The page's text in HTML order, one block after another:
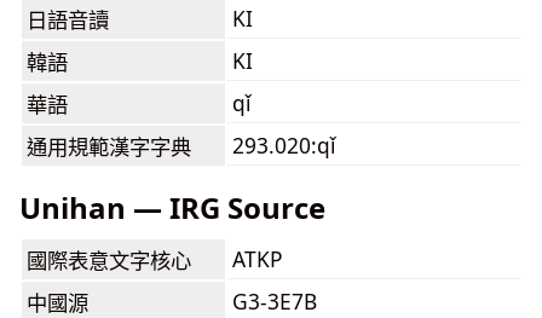
日語音讀
KI
韓語
KI
華語
qǐ
通用規範漢字字典
293.020:qǐ
Unihan — IRG Source
國際表意文字核心
ATKP
中國源
G3-3E7B